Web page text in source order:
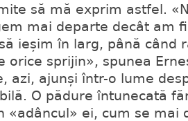
să mă exprim astfel.
mai departe decât am
ieșim în larg, până când
orice sprijin», spunea
azi, ajunși într-o lume
O pădure întunecată
«adâncul» ei, cum se mai